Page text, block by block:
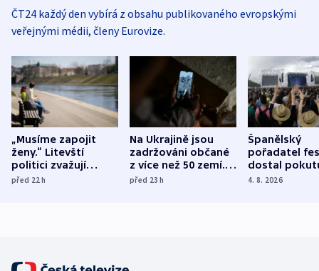
ČT24 každý den vybírá z obsahu publikovaného evropskými
veřejnými médii, členy Eurovize.
„Musíme zapojit
ženy.“ Litevští
politici zvažují
dohodu o
před 22h
Na Ukrajině jsou
zadržováni občané
z více než 50 zemí.
Bojovali na straně
před 23h
Španělský
pořadatel
dostal
nekalé
4. 8. 2026